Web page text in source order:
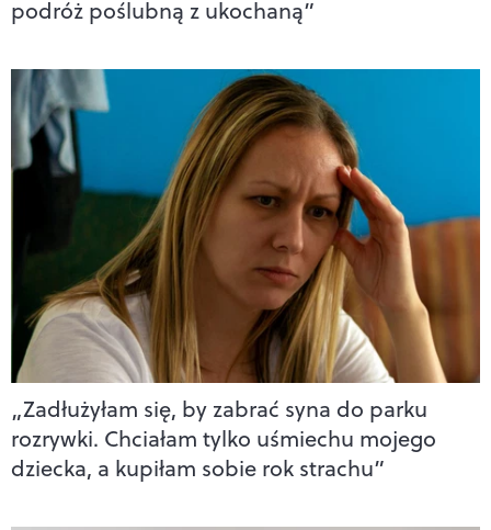
podróż poślubną z ukochaną”
„Zadłużyłam się, by zabrać syna do parku
rozrywki. Chciałam tylko uśmiechu mojego
dziecka, a kupiłam sobie rok strachu”